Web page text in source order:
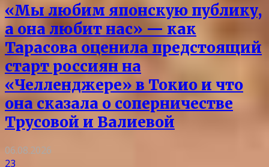
«Мы любим японскую публику,
а она любит нас» — как
Тарасова оценила предстоящий
старт россиян на
«Челленджере» в Токио и что
она сказала о соперничестве
Трусовой и Валиевой
06.08.2026
23